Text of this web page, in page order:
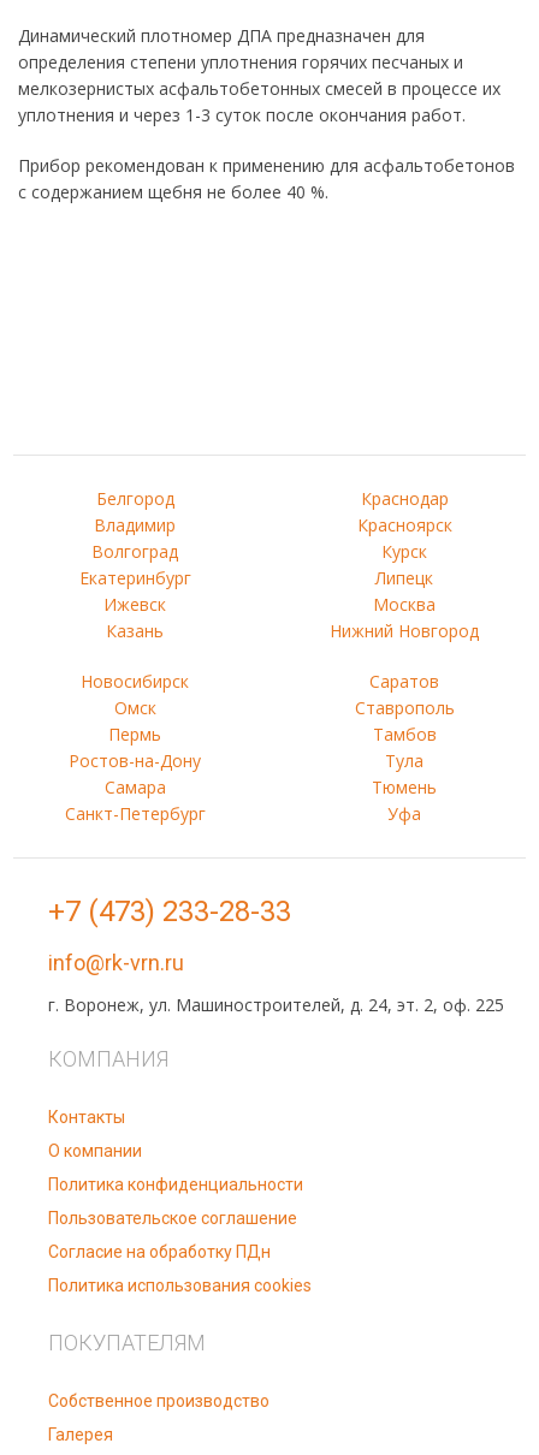
Динамический плотномер ДПА предназначен для
определения степени уплотнения горячих песчаных и
мелкозернистых асфальтобетонных смесей в процессе их
уплотнения и через 1-3 суток после окончания работ.
Прибор рекомендован к применению для асфальтобетонов
с содержанием щебня не более 40 %.
Белгород
Владимир
Волгоград
Екатеринбург
Ижевск
Казань
Краснодар
Красноярск
Курск
Липецк
Москва
Нижний Новгород
Новосибирск
Омск
Пермь
Ростов-на-Дону
Самара
Санкт-Петербург
Саратов
Ставрополь
Тамбов
Тула
Тюмень
Уфа
+7 (473) 233-28-33
info@rk-vrn.ru
г. Воронеж, ул. Машиностроителей, д. 24, эт. 2, оф. 225
КОМПАНИЯ
Контакты
О компании
Политика конфиденциальности
Пользовательское соглашение
Согласие на обработку ПДн
Политика использования cookies
ПОКУПАТЕЛЯМ
Собственное производство
Галерея